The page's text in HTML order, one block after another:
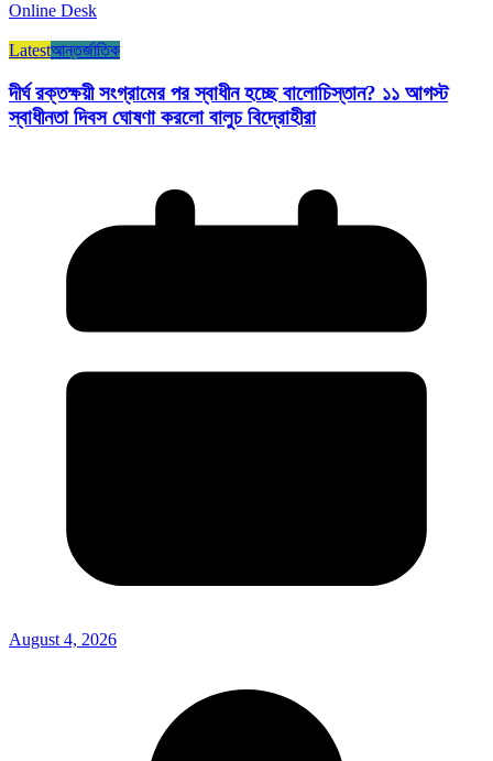
Online Desk
Latestআন্তর্জাতিক
দীর্ঘ রক্তক্ষয়ী সংগ্রামের পর স্বাধীন হচ্ছে বালোচিস্তান? ১১ আগস্ট
স্বাধীনতা দিবস ঘোষণা করলো বালুচ বিদ্রোহীরা
August 4, 2026